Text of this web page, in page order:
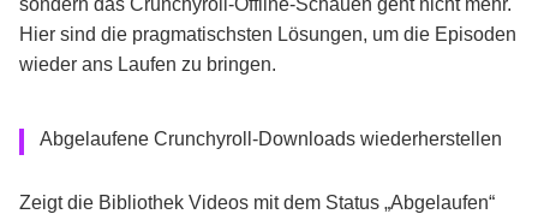
sondern das Crunchyroll-Offline-Schauen geht nicht mehr.
Hier sind die pragmatischsten Lösungen, um die Episoden
wieder ans Laufen zu bringen.
Abgelaufene Crunchyroll-Downloads wiederherstellen
Zeigt die Bibliothek Videos mit dem Status „Abgelaufen“